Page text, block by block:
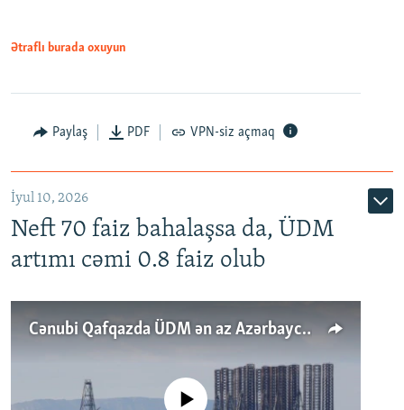
Ətraflı burada oxuyun
Paylaş PDF VPN-siz açmaq
İyul 10, 2026
Neft 70 faiz bahalaşsa da, ÜDM
artımı cəmi 0.8 faiz olub
Cənubi Qafqazda ÜDM ən az Azərbaycanda artır: Qonşuları niyə Bakını qabaqlaya bilir?
No media source currently available